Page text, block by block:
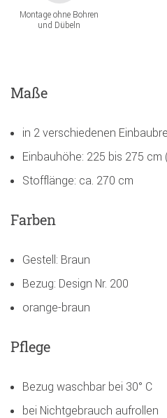
Montage ohne Bohren
und Dübeln
Maße
in 2 verschiedenen
Einbauhöhe: 225 bis 275
Stofflänge: ca. 270 cm
Farben
Gestell: Braun
Bezug: Design Nr. 200
orange-braun
Pflege
Bezug waschbar bei 30° C
bei Nichtgebrauch aufrollen